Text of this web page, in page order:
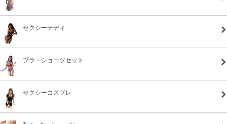
セクシーテディ
ブラ・ショーツセット
セクシーコスプレ